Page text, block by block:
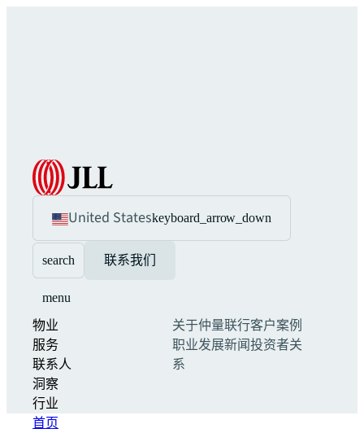
United Stateskeyboard_arrow_down
search 联系我们
menu
物业
服务
联系人
洞察
行业
关于仲量联行客户案例
职业发展新闻投资者关
系
首页